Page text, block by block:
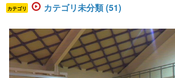
カテゴリ カテゴリ未分類 (51)